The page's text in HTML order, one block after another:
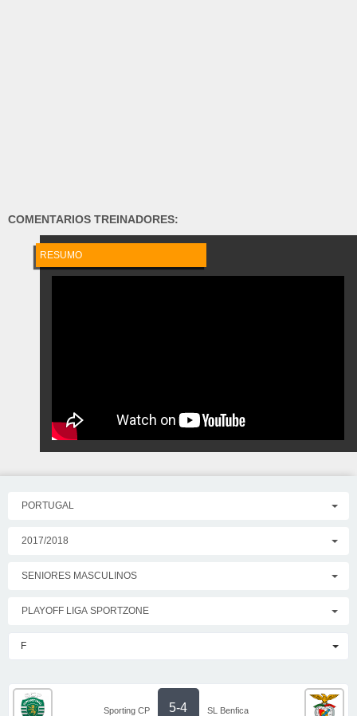
COMENTARIOS TREINADORES:
RESUMO
PORTUGAL
2017/2018
SENIORES MASCULINOS
PLAYOFF LIGA SPORTZONE
F
Sporting CP 5-4 SL Benfica